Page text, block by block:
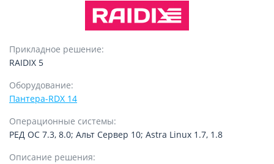
Прикладное решение:
RAIDIX 5
Оборудование:
Пантера-RDX 14
Операционные системы:
РЕД ОС 7.3, 8.0; Альт Сервер 10; Astra Linux 1.7, 1.8
Описание решения: